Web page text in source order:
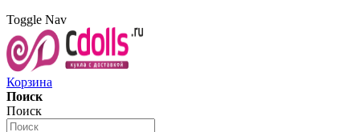
Toggle Nav
Корзина
Поиск
Поиск